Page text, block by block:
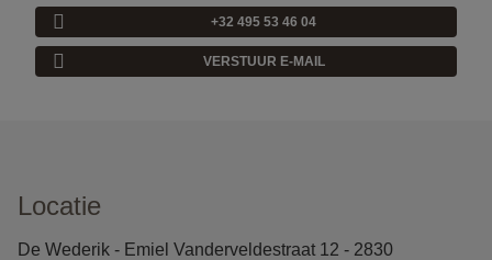
+32 495 53 46 04
VERSTUUR E-MAIL
Locatie
De Wederik - Emiel Vanderveldestraat 12 - 2830